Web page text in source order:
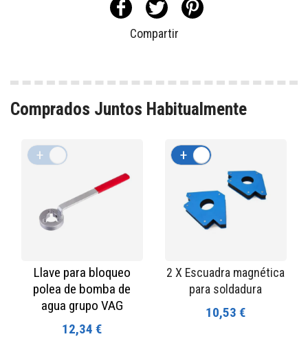
Compartir
Comprados Juntos Habitualmente
Llave para bloqueo
polea de bomba de
agua grupo VAG
12,34 €
+
2 X Escuadra magnética
para soldadura
10,53 €
+